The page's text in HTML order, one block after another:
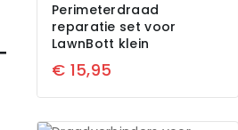
Perimeterdraad
reparatie set voor
LawnBott klein
€ 15,95